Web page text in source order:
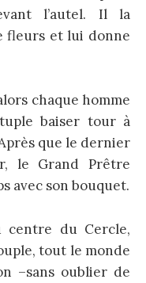
l’autel. Il la
fleurs et lui donne
chaque homme
baiser tour à
que le dernier
le Grand Prêtre
avec son bouquet.
centre du Cercle,
tout le monde
–sans oublier de